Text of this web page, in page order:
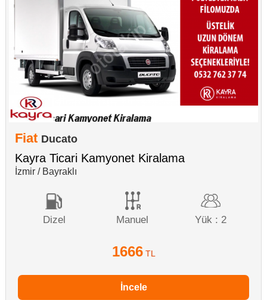
Fiat Ducato
Kayra Ticari Kamyonet Kiralama
İzmir / Bayraklı
Dizel Manuel Yük : 2
1666 TL
İncele